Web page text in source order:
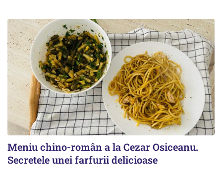
Meniu chino-român a la Cezar Osiceanu.
Secretele unei farfurii delicioase